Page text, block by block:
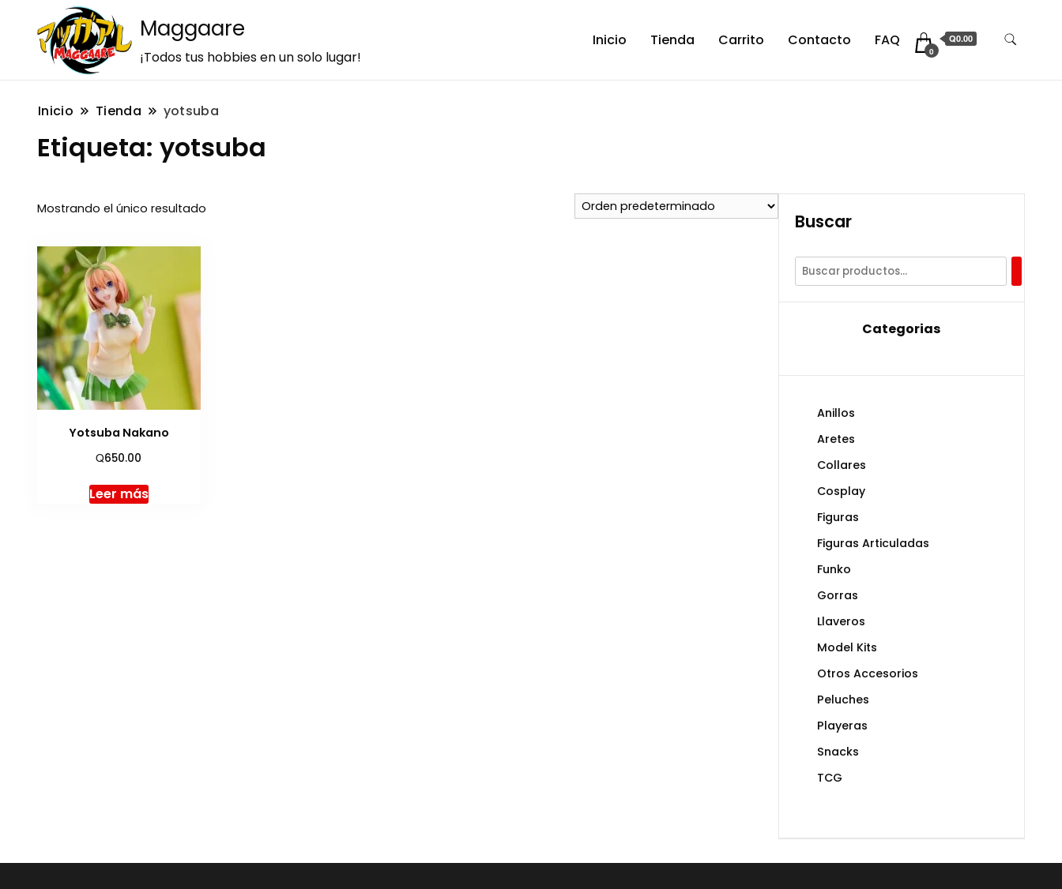
Maggaare
¡Todos tus hobbies en un solo lugar!
Inicio Tienda Carrito Contacto FAQ
0
Q0.00
Inicio Tienda yotsuba
Etiqueta: yotsuba
Mostrando el único resultado
Yotsuba Nakano
Q650.00
Leer más
Buscar
Categorias
Anillos
Aretes
Collares
Cosplay
Figuras
Figuras Articuladas
Funko
Gorras
Llaveros
Model Kits
Otros Accesorios
Peluches
Playeras
Snacks
TCG